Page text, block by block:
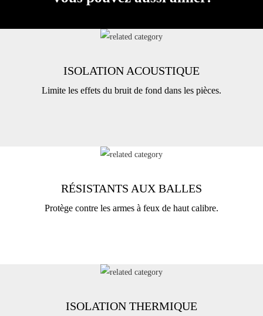
ISOLATION ACOUSTIQUE
Limite les effets du bruit de fond dans les pièces.
RÉSISTANTS AUX BALLES
Protège contre les armes à feux de haut calibre.
ISOLATION THERMIQUE